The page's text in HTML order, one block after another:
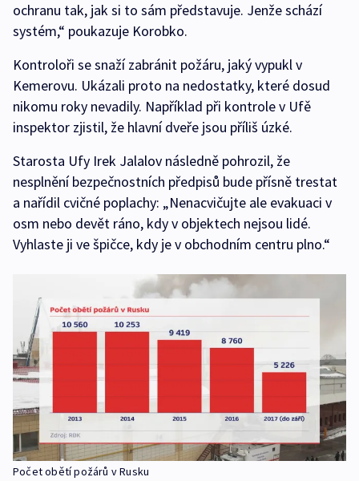
ochranu tak, jak si to sám představuje. Jenže schází
systém,“ poukazuje Korobko.
Kontroloři se snaží zabránit požáru, jaký vypukl v
Kemerovu. Ukázali proto na nedostatky, které dosud
nikomu roky nevadily. Například při kontrole v Ufě
inspektor zjistil, že hlavní dveře jsou příliš úzké.
Starosta Ufy Irek Jalalov následně pohrozil, že
nesplnění bezpečnostních předpisů bude přísně trestat
a nařídil cvičné poplachy: „Nenacvičujte ale evakuaci v
osm nebo devět ráno, kdy v objektech nejsou lidé.
Vyhlaste ji ve špičce, kdy je v obchodním centru plno.“
Počet obětí požárů v Rusku